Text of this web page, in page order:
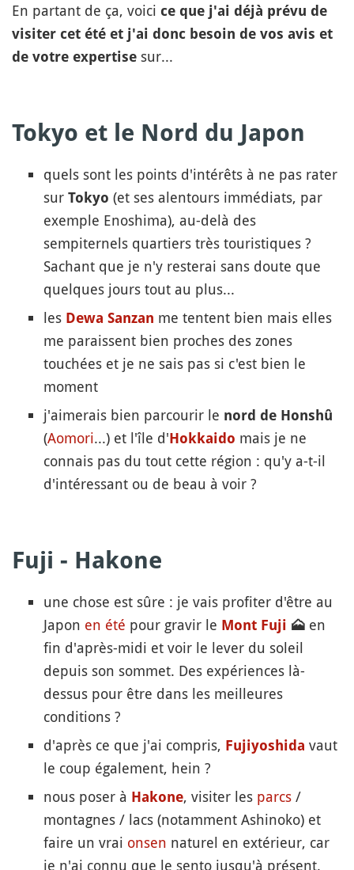
En partant de ça, voici ce que j'ai déjà prévu de
visiter cet été et j'ai donc besoin de vos avis et
de votre expertise sur...
Tokyo et le Nord du Japon
quels sont les points d'intérêts à ne pas rater
sur Tokyo (et ses alentours immédiats, par
exemple Enoshima), au-delà des
sempiternels quartiers très touristiques ?
Sachant que je n'y resterai sans doute que
quelques jours tout au plus...
les Dewa Sanzan me tentent bien mais elles
me paraissent bien proches des zones
touchées et je ne sais pas si c'est bien le
moment
j'aimerais bien parcourir le nord de Honshû
(Aomori...) et l'île d'Hokkaido mais je ne
connais pas du tout cette région : qu'y a-t-il
d'intéressant ou de beau à voir ?
Fuji - Hakone
une chose est sûre : je vais profiter d'être au
Japon en été pour gravir le Mont Fuji 🗻 en
fin d'après-midi et voir le lever du soleil
depuis son sommet. Des expériences là-
dessus pour être dans les meilleures
conditions ?
d'après ce que j'ai compris, Fujiyoshida vaut
le coup également, hein ?
nous poser à Hakone, visiter les parcs /
montagnes / lacs (notamment Ashinoko) et
faire un vrai onsen naturel en extérieur, car
je n'ai connu que le sento jusqu'à présent.